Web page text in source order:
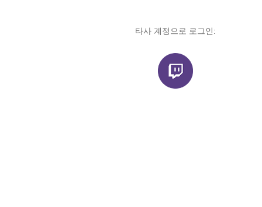
타사 계정으로 로그인: